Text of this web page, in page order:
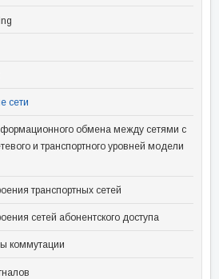
сети
обмена между сетями с
и транспортного уровней модели
транспортных сетей
сетей абонентского доступа
коммутации